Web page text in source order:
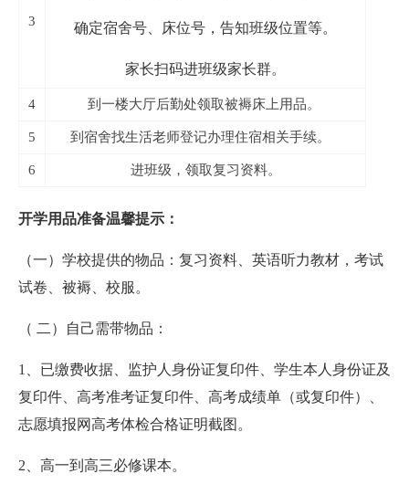
3 确定宿舍号、床位号，告知班级位置等。
家长扫码进班级家长群。
4 到一楼大厅后勤处领取被褥床上用品。
5 到宿舍找生活老师登记办理住宿相关手续。
6 进班级，领取复习资料。
开学用品准备温馨提示：
（一）学校提供的物品：复习资料、英语听力教材，考试
试卷、被褥、校服。
（ 二）自己需带物品：
1、已缴费收据、监护人身份证复印件、学生本人身份证及
复印件、高考准考证复印件、高考成绩单（或复印件）、
志愿填报网高考体检合格证明截图。
2、高一到高三必修课本。